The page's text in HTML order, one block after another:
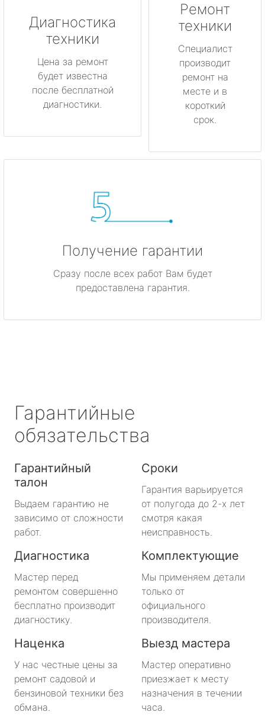
Диагностика
техники
Цена за ремонт
будет известна
после бесплатной
диагностики.
Ремонт
техники
Специалист
производит
ремонт на
месте и в
короткий
срок.
Получение гарантии
Сразу после всех работ Вам будет
предоставлена гарантия.
Гарантийные
обязательства
Гарантийный
талон
Выдаем гарантию не
зависимо от сложности
работ.
Сроки
Гарантия варьируется
от полугода до 2-х лет
смотря какая
неисправность.
Диагностика
Мастер перед
ремонтом совершенно
бесплатно производит
диагностику.
Комплектующие
Мы применяем детали
только от
официального
производителя.
Наценка
У нас честные цены за
ремонт садовой и
бензиновой техники без
обмана.
Выезд мастера
Мастер оперативно
приезжает к месту
назначения в течении
часа.